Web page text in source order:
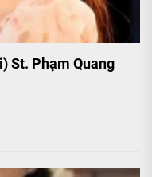
St. Phạm Quang